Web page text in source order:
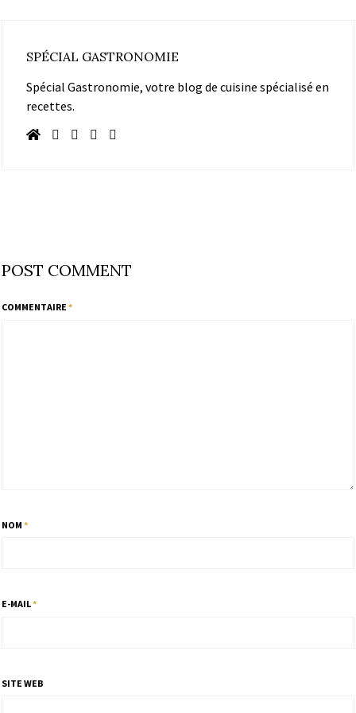
SPÉCIAL GASTRONOMIE
Spécial Gastronomie, votre blog de cuisine spécialisé en
recettes.
POST COMMENT
COMMENTAIRE *
NOM *
E-MAIL*
SITE WEB